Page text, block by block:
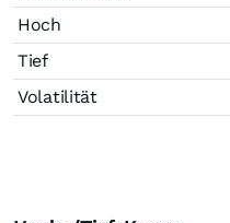
Hoch
Tief
Volatilität